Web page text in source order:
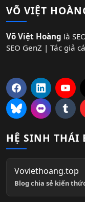
VÕ VIỆT
Võ Việt Hoàng là
SEO GenZ | Tác giả
HỆ SINH THÁI
Voviethoang.top
Blog chia sẻ kiến